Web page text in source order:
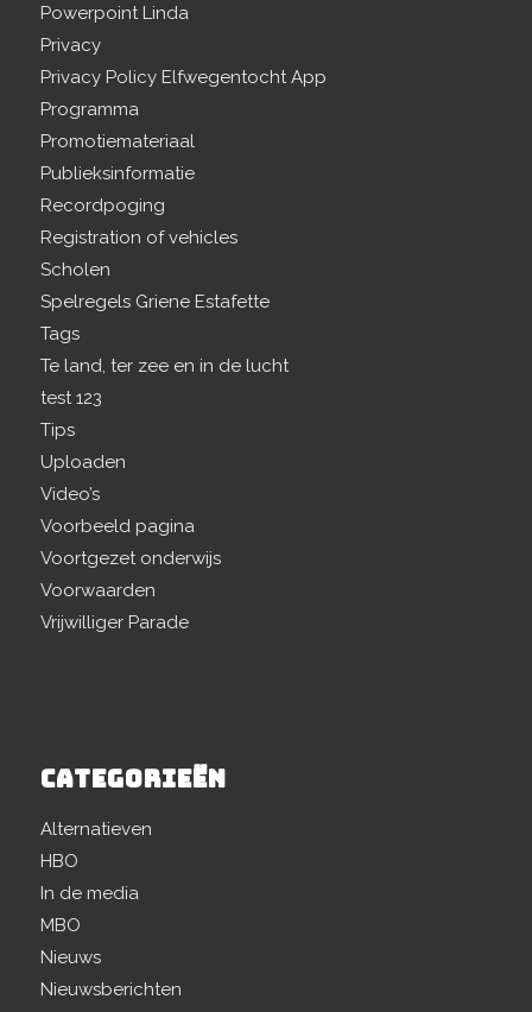
Powerpoint Linda
Privacy
Privacy Policy Elfwegentocht App
Programma
Promotiemateriaal
Publieksinformatie
Recordpoging
Registration of vehicles
Scholen
Spelregels Griene Estafette
Tags
Te land, ter zee en in de lucht
test 123
Tips
Uploaden
Video’s
Voorbeeld pagina
Voortgezet onderwijs
Voorwaarden
Vrijwilliger Parade
CATEGORIEËN
Alternatieven
HBO
In de media
MBO
Nieuws
Nieuwsberichten